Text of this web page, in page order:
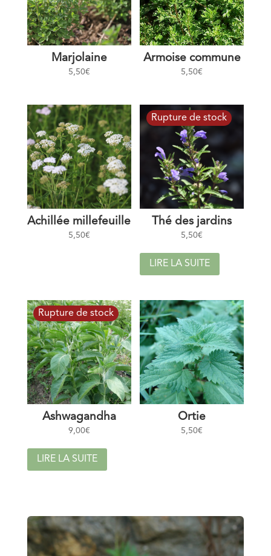
Marjolaine
5,50€
Armoise commune
5,50€
Achillée millefeuille
5,50€
Thé des jardins
5,50€
LIRE LA SUITE
Ashwagandha
9,00€
LIRE LA SUITE
Ortie
5,50€